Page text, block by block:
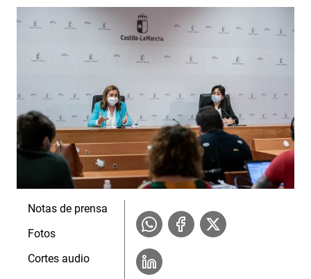
Notas de prensa
Fotos
Cortes audio